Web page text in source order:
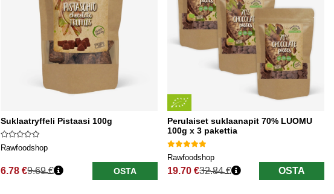
Suklaatryffeli Pistaasi 100g
Rawfoodshop
6.78 €
Normaali hinta
9.69 € OSTA
Perulaiset suklaanapit 70% LUOMU
100g x 3 pakettia
Rawfoodshop
19.70 €
Normaali hinta
32.84 € OSTA